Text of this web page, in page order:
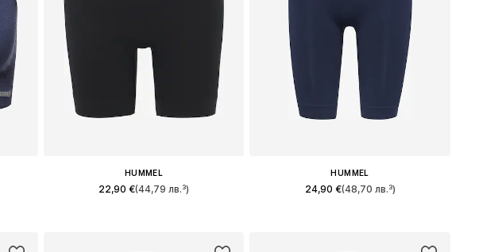
HUMMEL
22,90 €(44,79 лв.³)
HUMMEL
24,90 €(48,70 лв.³)